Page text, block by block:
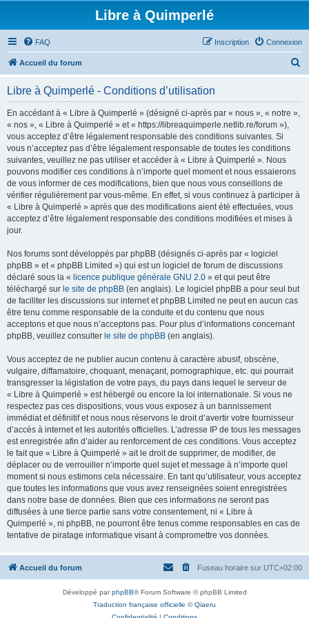
Libre à Quimperlé
FAQ Connexion
Inscription
Accueil du forum
Libre à Quimperlé - Conditions d’utilisation
En accédant à « Libre à Quimperlé » (désigné ci-après par « nous », « notre »,
« nos », « Libre à Quimperlé » et « https://libreaquimperle.netlib.re/forum »),
vous acceptez d’être légalement responsable des conditions suivantes. Si
vous n’acceptez pas d’être légalement responsable de toutes les conditions
suivantes, veuillez ne pas utiliser et accéder à « Libre à Quimperlé ». Nous
pouvons modifier ces conditions à n’importe quel moment et nous essaierons
de vous informer de ces modifications, bien que nous vous conseillons de
vérifier régulièrement par vous-même. En effet, si vous continuez à participer à
« Libre à Quimperlé » après que des modifications aient été effectuées, vous
acceptez d’être légalement responsable des conditions modifiées et mises à
jour.
Nos forums sont développés par phpBB (désignés ci-après par « logiciel
phpBB » et « phpBB Limited ») qui est un logiciel de forum de discussions
déclaré sous la « licence publique générale GNU 2.0 » et qui peut être
téléchargé sur le site de phpBB (en anglais). Le logiciel phpBB a pour seul but
de faciliter les discussions sur internet et phpBB Limited ne peut en aucun cas
être tenu comme responsable de la conduite et du contenu que nous
acceptons et que nous n’acceptons pas. Pour plus d’informations concernant
phpBB, veuillez consulter le site de phpBB (en anglais).
Vous acceptez de ne publier aucun contenu à caractère abusif, obscène,
vulgaire, diffamatoire, choquant, menaçant, pornographique, etc. qui pourrait
transgresser la législation de votre pays, du pays dans lequel le serveur de
« Libre à Quimperlé » est hébergé ou encore la loi internationale. Si vous ne
respectez pas ces dispositions, vous vous exposez à un bannissement
immédiat et définitif et nous nous réservons le droit d’avertir votre fournisseur
d’accès à internet et les autorités officielles. L’adresse IP de tous les messages
est enregistrée afin d’aider au renforcement de ces conditions. Vous acceptez
le fait que « Libre à Quimperlé » ait le droit de supprimer, de modifier, de
déplacer ou de verrouiller n’importe quel sujet et message à n’importe quel
moment si nous estimons cela nécessaire. En tant qu’utilisateur, vous acceptez
que toutes les informations que vous avez renseignées soient enregistrées
dans notre base de données. Bien que ces informations ne seront pas
diffusées à une tierce partie sans votre consentement, ni « Libre à
Quimperlé », ni phpBB, ne pourront être tenus comme responsables en cas de
tentative de piratage informatique visant à compromettre vos données.
Accueil du forum Fuseau horaire sur UTC+02:00
Développé parphpBB® Forum Software © phpBB Limited
Traduction française officielle ©Qiaeru